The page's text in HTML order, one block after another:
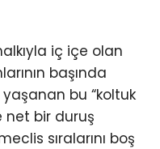
iç içe olan
başında
bu “koltuk
net bir duruş
sıralarını boş